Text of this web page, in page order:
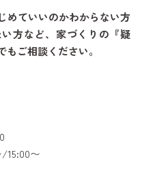
めていいのかわからない方
方など、家づくりの『疑
ご相談ください。
15:00〜